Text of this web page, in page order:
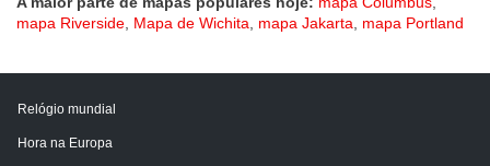
mapa Riverside, Mapa de Wichita, mapa Jakarta, mapa Portland
Relógio mundial
Hora na Europa